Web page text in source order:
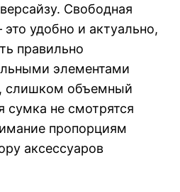
Свободная
удобно и актуально,
правильно
элементами
слишком объемный
сумка не смотрятся
пропорциям
аксессуаров